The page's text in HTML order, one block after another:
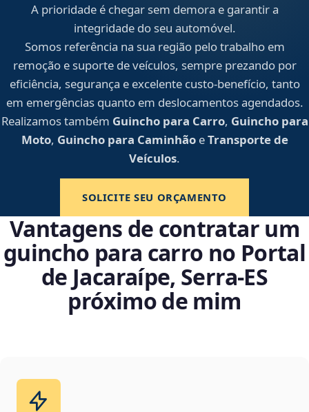
A prioridade é chegar sem demora e garantir a
integridade do seu automóvel.
Somos referência na sua região pelo trabalho em
remoção e suporte de veículos, sempre prezando por
eficiência, segurança e excelente custo-benefício, tanto
em emergências quanto em deslocamentos agendados.
Realizamos também Guincho para Carro, Guincho para
Moto, Guincho para CaminhãoeTransporte de
Veículos.
SOLICITE SEU ORÇAMENTO
Vantagens de contratar um
guincho para carro no Portal
de Jacaraípe, Serra‑ES
próximo de mim